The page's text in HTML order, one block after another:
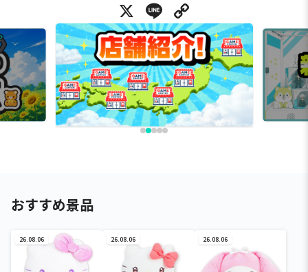
X Line
おすすめ景品
26.08.06 26.08.06 26.08.06